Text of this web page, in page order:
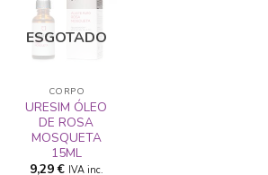
ADICIONAR
A LISTA DE
ESGOTADO
CORPO
URESIM ÓLEO
DE ROSA
MOSQUETA
15ML
9,29€ IVA inc.